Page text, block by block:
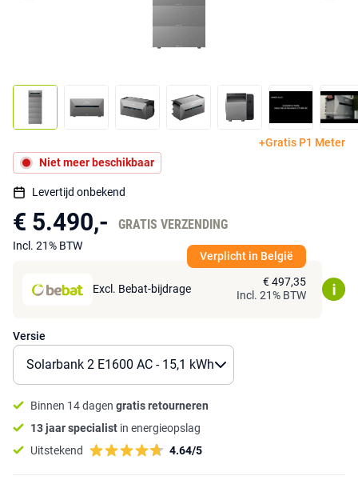
+Gratis P1 Meter
Niet meer beschikbaar
Levertijd onbekend
€ 5.490,- GRATIS VERZENDING
Incl. 21% BTW
Excl. Bebat-bijdrage
€ 497,35
Incl. 21% BTW
Verplicht in België
Versie
Binnen 14 dagen gratis retourneren
13 jaar specialist in energieopslag
Uitstekend
4.64/5